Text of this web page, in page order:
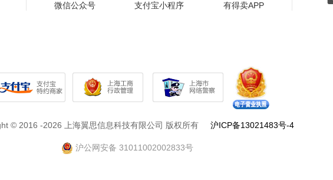
微信公众号 支付宝小程序 有得卖APP
© 2016 -2026 上海翼思信息科技有限公司 版权所有 沪ICP备13021483号-4
沪公网安备 31011002002833号